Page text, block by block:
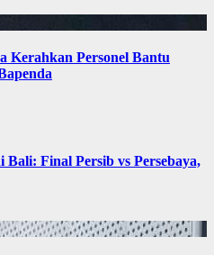
Kerahkan Personel Bantu
Final Persib vs Persebaya,